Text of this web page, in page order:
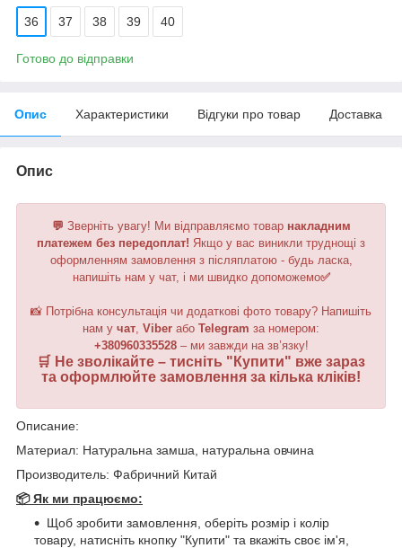
36 37 38 39 40
Готово до відправки
Опис Характеристики Відгуки про товар Доставка
Опис
💬 Зверніть увагу! Ми відправляємо товар накладним
платежем без передоплат! Якщо у вас виникли труднощі з
оформленням замовлення з післяплатою - будь ласка,
напишіть нам у чат, і ми швидко допоможемо✅
📸 Потрібна консультація чи додаткові фото товару? Напишіть
нам у чат Viber або Telegram за номером:
+380960335528– ми завжди на зв’язку!
🛒 Не зволікайте – тисніть " Купити" вже зараз
та оформлюйте замовлення за кілька кліків!
Описание:
Материал: Натуральна замша, натуральна овчина
Производитель: Фабричний Китай
📦 Як ми працюємо:
Щоб зробити замовлення, оберіть розмір і колір
товару, натисніть кнопку "Купити" та вкажіть своє ім'я,